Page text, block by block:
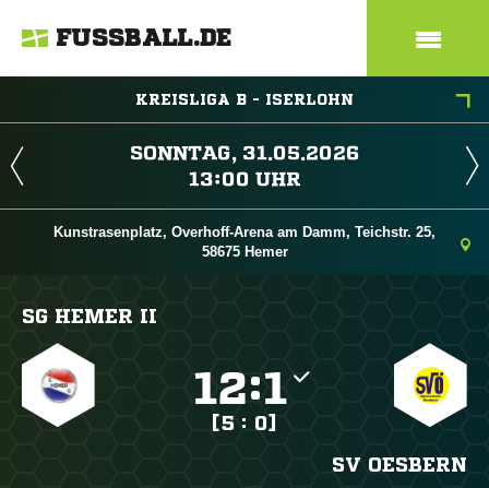
FUSSBALL.DE
KREISLIGA B - ISERLOHN
 
 
Kunstrasenplatz, Overhoff-Arena am Damm, Teichstr. 25,
58675 Hemer
SG HEMER II
:
[5 : 0]
SV OESBERN